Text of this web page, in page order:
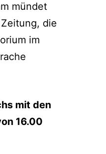
mündet
die
im
mit den
16.00